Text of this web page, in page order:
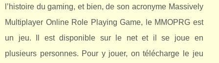
l’histoire du gaming, et bien, de son acronyme Massively
Multiplayer Online Role Playing Game, le MMOPRG est
un jeu. Il est disponible sur le net et il se joue en
plusieurs personnes. Pour y jouer, on télécharge le jeu